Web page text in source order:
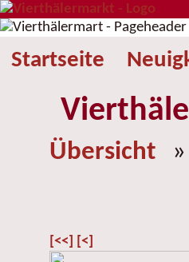
Startseite
Übersicht »
[<<] [<]